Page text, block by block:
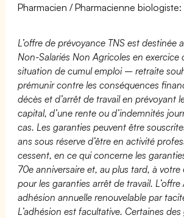
Pharmacien / Pharmacienne biologiste:
L’offre de prévoyance TNS est destinée
Non-Salariés Non Agricoles en exercice
situation de cumul emploi – retraite
prémunir contre les conséquences
décès et d’arrêt de travail en prévoyant
capital, d’une rente ou d’indemnités
cas. Les garanties peuvent être
ans sous réserve d’être en activité
cessent, en ce qui concerne les
70e anniversaire et, au plus tard, à votre
pour les garanties arrêt de travail. L’offre
adhésion annuelle renouvelable par
L’adhésion est facultative. Certaines